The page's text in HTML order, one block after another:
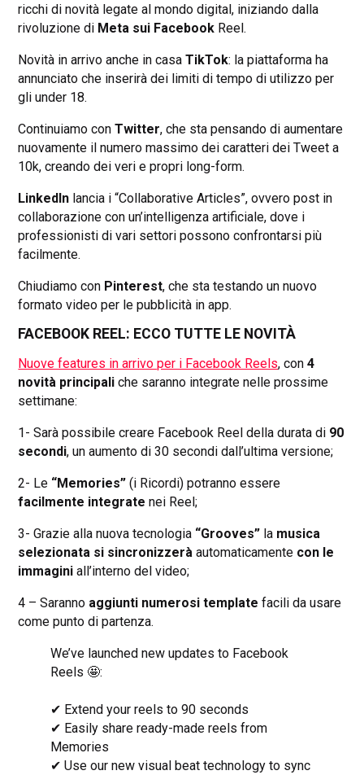
ricchi di novità legate al mondo digital, iniziando dalla
rivoluzione di Meta sui Facebook Reel.
Novità in arrivo anche in casaTikTok: la piattaforma ha
annunciato che inserirà dei limiti di tempo di utilizzo per
gli under 18.
Continuiamo conTwitter, che sta pensando di aumentare
nuovamente il numero massimo dei caratteri dei Tweet a
10k, creando dei veri e propri long-form.
LinkedIn lancia i “Collaborative Articles”, ovvero post in
collaborazione con un’intelligenza artificiale, dove i
professionisti di vari settori possono confrontarsi più
facilmente.
Chiudiamo con Pinterest, che sta testando un nuovo
formato video per le pubblicità in app.
FACEBOOK REEL: ECCO TUTTE LE NOVITÀ
Nuove features in arrivo per i Facebook Reels, con4
novità principali che saranno integrate nelle prossime
settimane:
1- Sarà possibile creare Facebook Reel della durata di 90
secondi, un aumento di 30 secondi dall’ultima versione;
2- Le “Memories” (i Ricordi) potranno essere
facilmente integrate nei Reel;
3- Grazie alla nuova tecnologia “Grooves” la musica
selezionata si sincronizzerà automaticamente con le
immagini all’interno del video;
4 – Saranno aggiunti numerosi template facili da usare
come punto di partenza.
We’ve launched new updates to Facebook
Reels 🤩:
✔ Extend your reels to 90 seconds
✔ Easily share ready-made reels from
Memories
✔ Use our new visual beat technology to sync